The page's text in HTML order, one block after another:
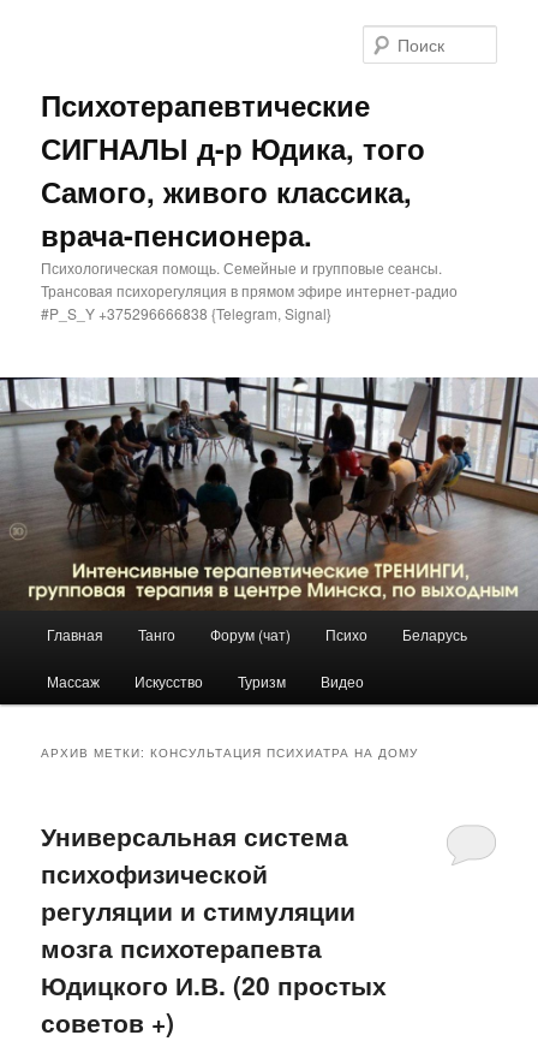
Психотерапевтические
СИГНАЛЫ д-р Юдика, того
Самого, живого классика,
врача-пенсионера.
Психологическая помощь. Семейные и групповые сеансы.
Трансовая психорегуляция в прямом эфире интернет-радио
#P_S_Y +375296666838 {Telegram, Signal}
Перейти
к
Перейти
к
Главная Танго Форум (чат) Психо Беларусь
Массаж Искусство Туризм Видео
АРХИВ МЕТКИ:КОНСУЛЬТАЦИЯ ПСИХИАТРА НА ДОМУ
Универсальная система
психофизической
регуляции и стимуляции
мозга психотерапевта
Юдицкого И.В. (20 простых
советов +)